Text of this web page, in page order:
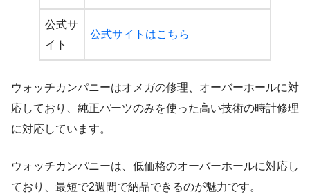
公式サ
イト
公式サイトはこちら
ウォッチカンパニーはオメガの修理、オーバーホールに対
応しており、純正パーツのみを使った高い技術の時計修理
に対応しています。
ウォッチカンパニーは、低価格のオーバーホールに対応し
ており、最短で2週間で納品できるのが魅力です。